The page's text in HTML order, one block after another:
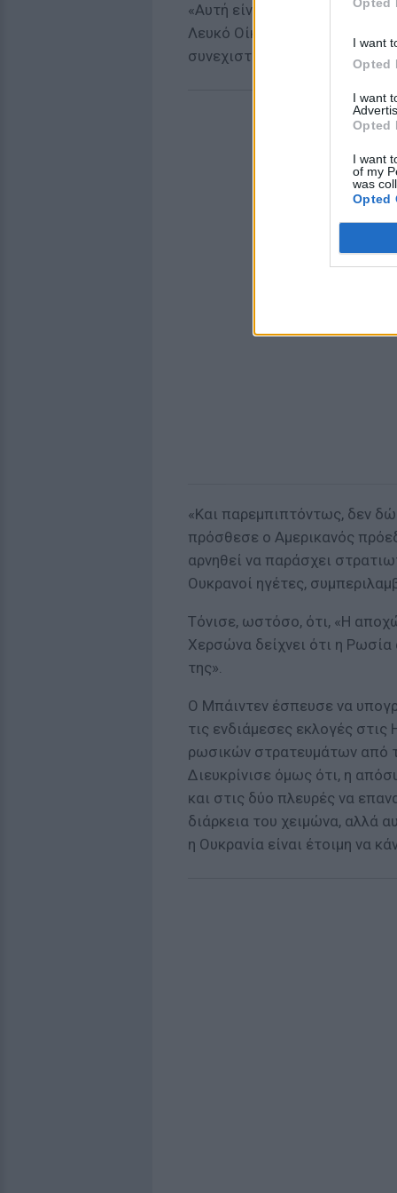
I want
Opted
I want
Opted
I want
of my
was
Opted
«Αυτή είναι η προσδοκία
Λευκό Οίκο, όταν ρωτήθηκε
συνεχιστεί αδιάκοπα.
«Και παρεμπιπτόντως, δεν
πρόσθεσε ο Αμερικανός
αρνηθεί να παράσχει
Ουκρανοί ηγέτες,
Τόνισε, ωστόσο, ότι, «Η
Χερσώνα δείχνει ότι η
της».
Ο Μπάιντεν έσπευσε να
τις ενδιάμεσες εκλογές
ρωσικών στρατευμάτων από
Διευκρίνισε όμως ότι, η
και στις δύο πλευρές να
διάρκεια του χειμώνα, αλλά
η Ουκρανία είναι έτοιμη να